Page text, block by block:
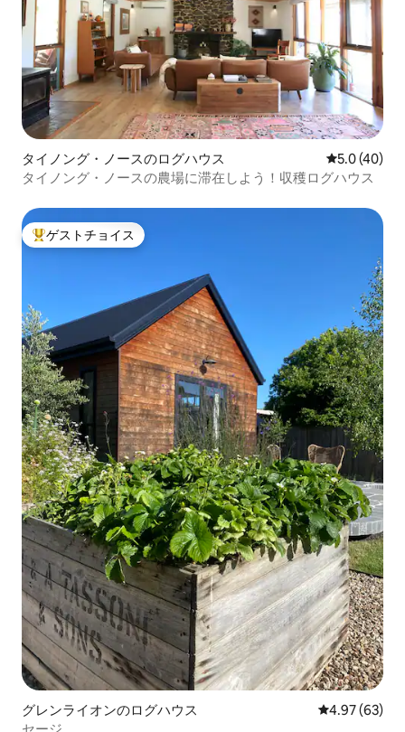
タイノング・ノースのログハウス レビュー40
5.0 (40)
タイノング・ノースの農場に滞在しよう！収穫ログハウス
大好評のゲストチョイスです。
ゲストチョイス
グレンライオンのログハウス レビュー63
4.97 (63)
セージ